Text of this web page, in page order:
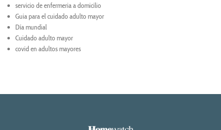
servicio de enfermeria a domicilio
Guia para el cuidado adulto mayor
Día mundial
Cuidado adulto mayor
covid en adultos mayores